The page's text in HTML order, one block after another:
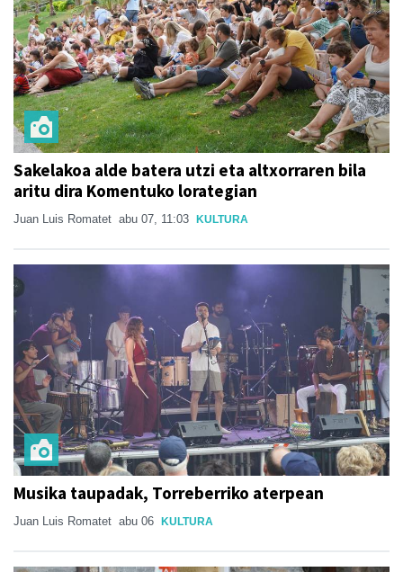
Sakelakoa alde batera utzi eta altxorraren bila
aritu dira Komentuko lorategian
Juan Luis Romatet abu 07, 11:03 KULTURA
Musika taupadak, Torreberriko aterpean
Juan Luis Romatet abu 06 KULTURA